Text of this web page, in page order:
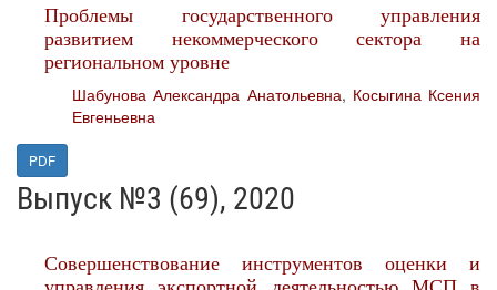
Проблемы государственного управления
развитием некоммерческого сектора на
региональном уровне
Шабунова Александра Анатольевна, Косыгина Ксения
Евгеньевна
PDF
Выпуск №3 (69), 2020
Совершенствование инструментов оценки и